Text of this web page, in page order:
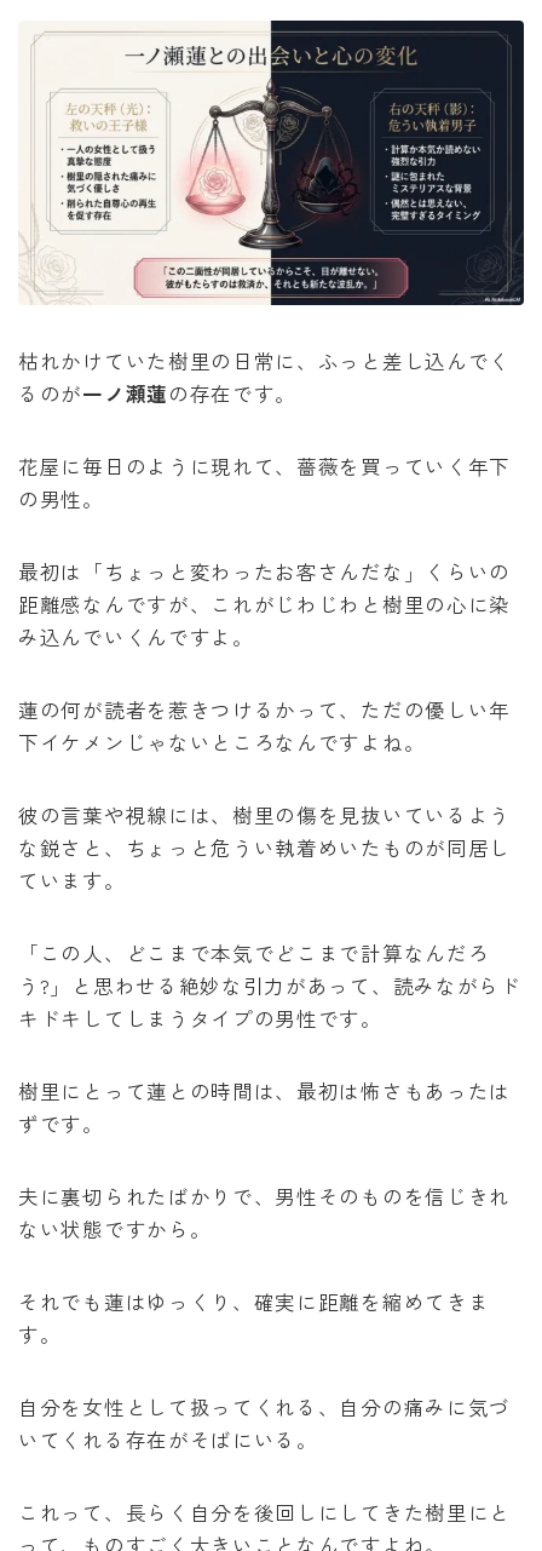
枯れかけていた樹里の日常に、ふっと差し込んでく
るのが一ノ瀬蓮の存在です。
花屋に毎日のように現れて、薔薇を買っていく年下
の男性。
最初は「ちょっと変わったお客さんだな」くらいの
距離感なんですが、これがじわじわと樹里の心に染
み込んでいくんですよ。
蓮の何が読者を惹きつけるかって、ただの優しい年
下イケメンじゃないところなんですよね。
彼の言葉や視線には、樹里の傷を見抜いているよう
な鋭さと、ちょっと危うい執着めいたものが同居し
ています。
「この人、どこまで本気でどこまで計算なんだろ
う?」と思わせる絶妙な引力があって、読みながらド
キドキしてしまうタイプの男性です。
樹里にとって蓮との時間は、最初は怖さもあったは
ずです。
夫に裏切られたばかりで、男性そのものを信じきれ
ない状態ですから。
それでも蓮はゆっくり、確実に距離を縮めてきま
す。
自分を女性として扱ってくれる、自分の痛みに気づ
いてくれる存在がそばにいる。
これって、長らく自分を後回しにしてきた樹里にと
って、ものすごく大きいことなんですよね。